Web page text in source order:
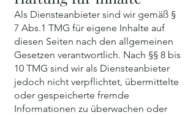
Als Diensteanbieter sind wir gemäß §
7 Abs.1 TMG für eigene Inhalte auf
diesen Seiten nach den allgemeinen
Gesetzen verantwortlich. Nach §§ 8 bis
10 TMG sind wir als Diensteanbieter
jedoch nicht verpflichtet, übermittelte
oder gespeicherte fremde
Informationen zu überwachen oder